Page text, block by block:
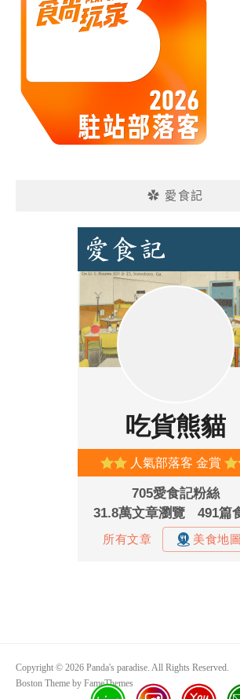
✿ 愛食記
Copyright © 2026 Panda's paradise. All Rights Reserved.
Boston Theme by FameThemes